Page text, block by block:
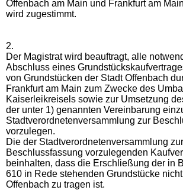
Offenbach am Main und Frankfurt am
wird zugestimmt.
2.
Der Magistrat wird beauftragt, alle
Abschluss eines
von Grundstücken der Stadt Offenbach
Frankfurt am Main zum Zwecke des
Kaiserleikreisels sowie zur Umsetzung
der unter 1) genannten Vereinbarung
Stadtverordnetenversammlung zur
vorzulegen.
Die der Stadtverordnetenversammlung zur
Beschlussfassung vorzulegenden
beinhalten, dass die Erschließung der in
610 in Rede stehenden Grundstücke
Offenbach zu tragen ist.